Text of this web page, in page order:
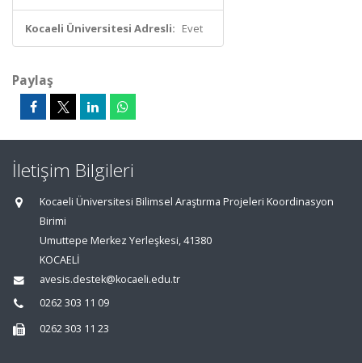
Kocaeli Üniversitesi Adresli: Evet
Paylaş
İletişim Bilgileri
Kocaeli Üniversitesi Bilimsel Araştırma Projeleri Koordinasyon
Birimi
Umuttepe Merkez Yerleşkesi, 41380
KOCAELİ
avesis.destek@kocaeli.edu.tr
0262 303 11 09
0262 303 11 23